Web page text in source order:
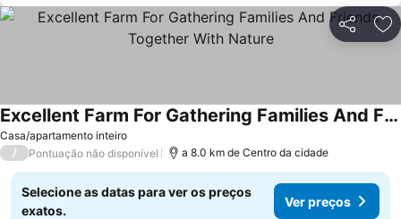
Partilhar
Casa/apartamento inteiro
Excellent Farm For Gathering Families And Friends Together With Nature
/ Pontuação não disponível a 8.0 km de Centro da cidade
Selecione as datas para ver os preços
exatos.
Ver preços